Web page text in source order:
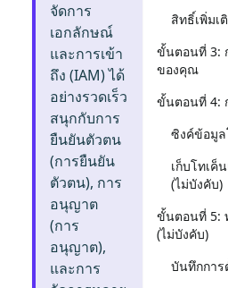
จัดการ
เอกลักษณ์
และการเข้า
ถึง (IAM) ได้
อย่างรวดเร็ว
สนุกกับการ
ยืนยันตัวตน
(การยืนยัน
ตัวตน), การ
อนุญาต
(การ
อนุญาต),
และการ
สิทธิ์เพิ่มเ
ขั้นตอนที่ 3:
ของคุณ
ขั้นตอนที่ 4:
ซิงค์ข้อมู
เก็บโทเค็
(ไม่บังคับ)
ขั้นตอนที่ 5:
(ไม่บังคับ)
บันทึกกา